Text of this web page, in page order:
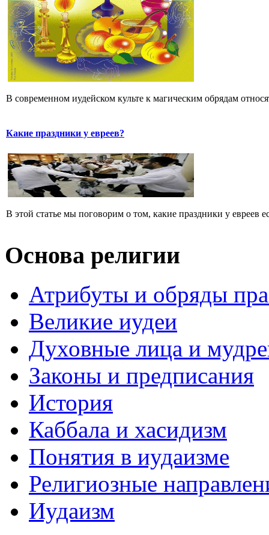
В современном иудейском культе к магическим обрядам
Какие праздники у евреев?
В этой статье мы поговорим о том, какие праздники у евреев
Основа религии
Атрибуты и обряды
Великие иудеи
Духовные лица и
Законы и предписания
История
Каббала и хасидизм
Понятия в иудаизме
Религиозные
Иудаизм